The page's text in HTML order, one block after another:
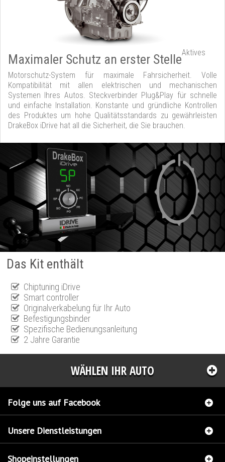
Maximaler Schutz an erster StelleAktives
Motorschutz-System für maximale Fahrsicherheit. Volle
Kompatibilität mit allen elektrischen und mechanischen
Systemen Ihres Autos. Steckverbinder Plug&Play für schnelle
und einfache Installation. Konstante und gründliche Kontrollen
des Produktes um hohe Qualitätsstandards zu gewährleisten
DrakeBox iDrive hat all die Sicherheit, die Sie brauchen.
Das Kit enthält
Chiptuning iDrive
Smart controller
Originalverkabelung für Ihr Auto
Befestigungsbinder
Spezifische Bedienungsanleitung
2 Jahre Garantie
WÄHLEN IHR AUTO
Folge uns auf Facebook
Unsere Dienstleistungen
Shopeinstellungen